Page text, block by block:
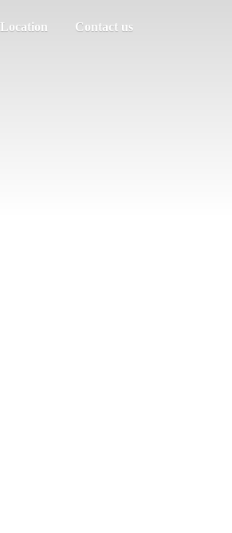
Location Contact us